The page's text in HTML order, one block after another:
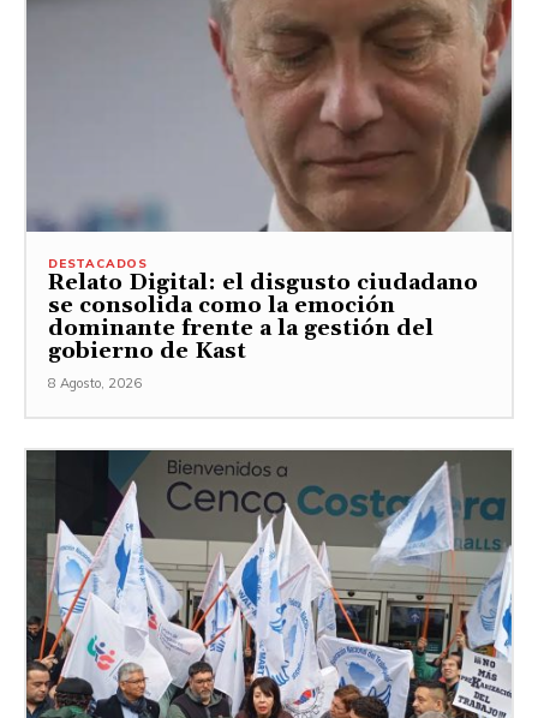
DESTACADOS
Relato Digital: el disgusto ciudadano
se consolida como la emoción
dominante frente a la gestión del
gobierno de Kast
8 Agosto, 2026